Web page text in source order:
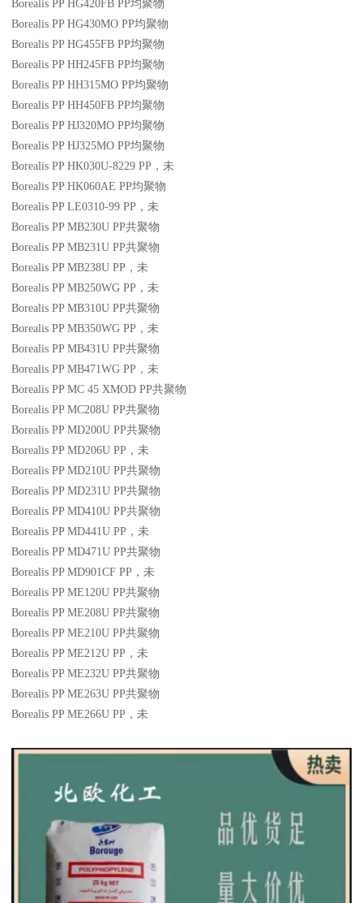
Borealis PP HG420FB PP均聚物
Borealis PP HG430MO PP均聚物
Borealis PP HG455FB PP均聚物
Borealis PP HH245FB PP均聚物
Borealis PP HH315MO PP均聚物
Borealis PP HH450FB PP均聚物
Borealis PP HJ320MO PP均聚物
Borealis PP HJ325MO PP均聚物
Borealis PP HK030U-8229 PP ，未
Borealis PP HK060AE PP均聚物
Borealis PP LE0310-99 PP ，未
Borealis PP MB230U PP共聚物
Borealis PP MB231U PP共聚物
Borealis PP MB238U PP ，未
Borealis PP MB250WG PP ，未
Borealis PP MB310U PP共聚物
Borealis PP MB350WG PP ，未
Borealis PP MB431U PP共聚物
Borealis PP MB471WG PP ，未
Borealis PP MC 45 XMOD PP共聚物
Borealis PP MC208U PP共聚物
Borealis PP MD200U PP共聚物
Borealis PP MD206U PP ，未
Borealis PP MD210U PP共聚物
Borealis PP MD231U PP共聚物
Borealis PP MD410U PP共聚物
Borealis PP MD441U PP ，未
Borealis PP MD471U PP共聚物
Borealis PP MD901CF PP ，未
Borealis PP ME120U PP共聚物
Borealis PP ME208U PP共聚物
Borealis PP ME210U PP共聚物
Borealis PP ME212U PP ，未
Borealis PP ME232U PP共聚物
Borealis PP ME263U PP共聚物
Borealis PP ME266U PP ，未